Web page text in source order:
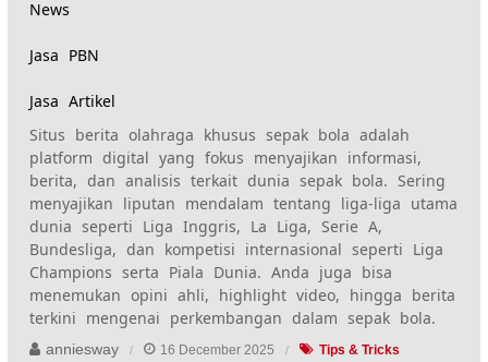
News
Jasa PBN
Jasa Artikel
Situs berita olahraga khusus sepak bola adalah
platform digital yang fokus menyajikan informasi,
berita, dan analisis terkait dunia sepak bola. Sering
menyajikan liputan mendalam tentang liga-liga utama
dunia seperti Liga Inggris, La Liga, Serie A,
Bundesliga, dan kompetisi internasional seperti Liga
Champions serta Piala Dunia. Anda juga bisa
menemukan opini ahli, highlight video, hingga berita
terkini mengenai perkembangan dalam sepak bola.
anniesway 16 December 2025 Tips & Tricks